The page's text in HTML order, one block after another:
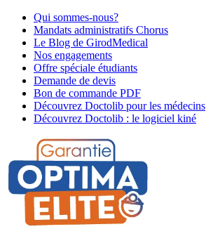
Qui sommes-nous?
Mandats administratifs Chorus
Le Blog de GirodMedical
Nos engagements
Offre spéciale étudiants
Demande de devis
Bon de commande PDF
Découvrez Doctolib pour les médecins
Découvrez Doctolib : le logiciel kiné